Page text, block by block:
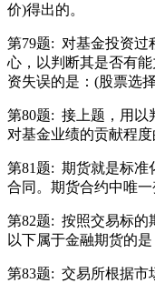
价)得出的。
第79题: 对基金投资过
心，以判断其是否有
资失误的是：(股票选择
第80题: 接上题，用以
对基金业绩的贡献程度
第81题: 期货就是标准
合同。期货合约中唯一
第82题: 按照交易标的
以下属于金融期货的是
第83题: 交易所根据市